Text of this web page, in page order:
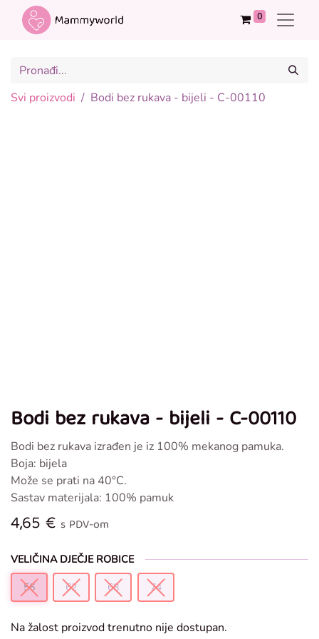
0
Svi proizvodi Bodi bez rukava - bijeli - C-00110
Bodi bez rukava - bijeli - C-00110
Bodi bez rukava izrađen je iz 100% mekanog pamuka.
Boja: bijela
Može se prati na 40°C.
Sastav materijala: 100% pamuk
4,65€ s PDV-om
VELIČINA DJEČJE ROBICE
56 62 68 74
Na žalost proizvod trenutno nije dostupan.